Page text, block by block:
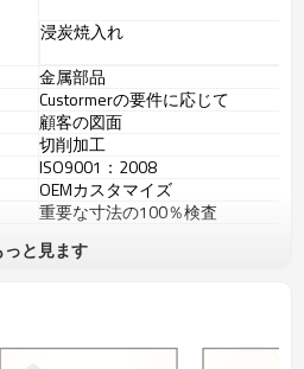
浸炭焼入れ
金属部品
Custormerの要件に応じて
顧客の図面
切削加工
ISO9001：2008
OEMカスタマイズ
重要な寸法の100％検査
2、カートンに詰める。
っと見ます